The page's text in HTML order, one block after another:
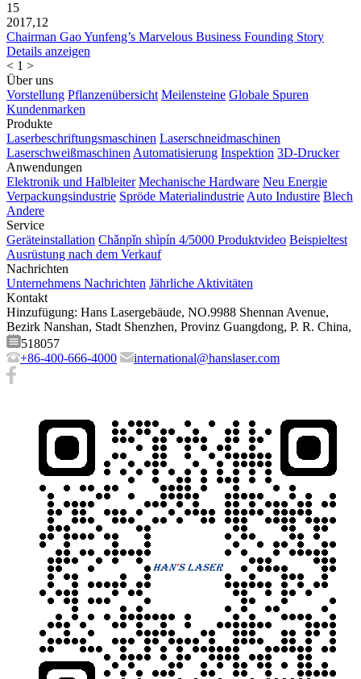
15
2017,12
Chairman Gao Yunfeng’s Marvelous Business Founding Story
Details anzeigen
< 1 >
Über uns
Vorstellung Pflanzenübersicht Meilensteine Globale Spuren
Kundenmarken
Produkte
Laserbeschriftungsmaschinen Laserschneidmaschinen
Laserschweißmaschinen Automatisierung Inspektion 3D-Drucker
Anwendungen
Elektronik und Halbleiter Mechanische Hardware Neu Energie
Verpackungsindustrie Spröde Materialindustrie Auto Industire Blech
Andere
Service
Geräteinstallation Chǎnpǐn shìpín 4/5000 Produktvideo Beispieltest
Ausrüstung nach dem Verkauf
Nachrichten
Unternehmens Nachrichten Jährliche Aktivitäten
Kontakt
Hinzufügung: Hans Lasergebäude, NO.9988 Shennan Avenue,
Bezirk Nanshan, Stadt Shenzhen, Provinz Guangdong, P. R. China,
518057
+86-400-666-4000
international@hanslaser.com